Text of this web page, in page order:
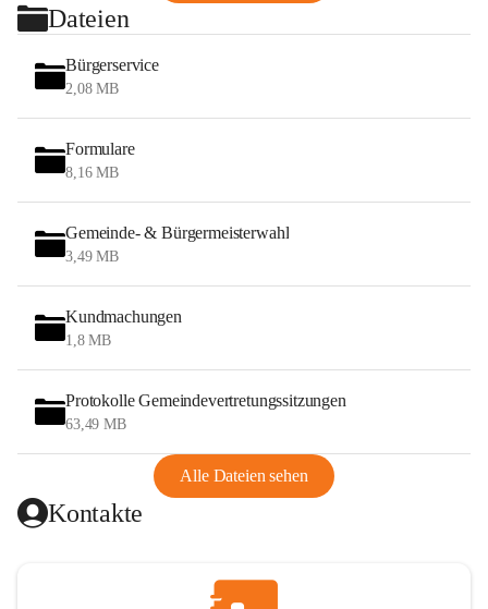
Dateien
Bürgerservice
2,08 MB
Formulare
8,16 MB
Gemeinde- & Bürgermeisterwahl
3,49 MB
Kundmachungen
1,8 MB
Protokolle Gemeindevertretungssitzungen
63,49 MB
Alle Dateien sehen
Kontakte